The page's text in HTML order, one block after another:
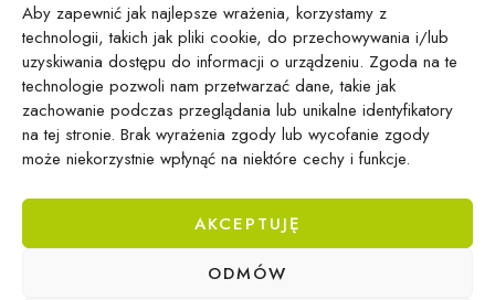
Aby zapewnić jak najlepsze wrażenia, korzystamy z
technologii, takich jak pliki cookie, do przechowywania i/lub
uzyskiwania dostępu do informacji o urządzeniu. Zgoda na te
technologie pozwoli nam przetwarzać dane, takie jak
zachowanie podczas przeglądania lub unikalne identyfikatory
na tej stronie. Brak wyrażenia zgody lub wycofanie zgody
może niekorzystnie wpłynąć na niektóre cechy i funkcje.
AKCEPTUJĘ
ODMÓW
Epicentrum Gdynia Wielki Kack